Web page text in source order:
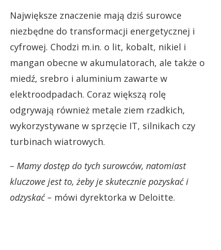
Największe znaczenie mają dziś surowce
niezbędne do transformacji energetycznej i
cyfrowej. Chodzi m.in. o lit, kobalt, nikiel i
mangan obecne w akumulatorach, ale także o
miedź, srebro i aluminium zawarte w
elektroodpadach. Coraz większą rolę
odgrywają również metale ziem rzadkich,
wykorzystywane w sprzęcie IT, silnikach czy
turbinach wiatrowych.
– Mamy dostęp do tych surowców, natomiast
kluczowe jest to, żeby je skutecznie pozyskać i
odzyskać – mówi dyrektorka w Deloitte.